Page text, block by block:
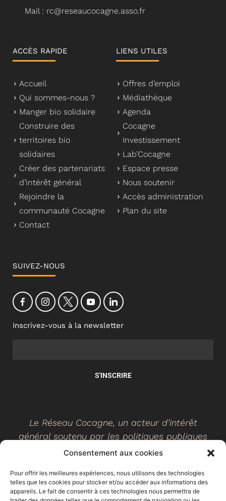
Consentement aux cookies
Pour offrir les meilleures expériences, nous utilisons des technologies
telles que les cookies pour stocker et/ou accéder aux informations des
appareils. Le fait de consentir à ces technologies nous permettra de
Mail : rc@reseaucocagne.asso.fr
ACCÈS RAPIDE
Accueil
Qui sommes-nous ?
Manger bio solidaire
Construire des
territoires bio
solidaires
Créer des partenariats
d’intérêt général
Rejoindre la
communauté Cocagne
Contact
LIENS UTILES
Offres d’emploi
Médiathèque
Agenda
Cocagne
Investissement
Lab’Cocagne
Espace presse
Nous soutenir
Accès administration
Plan du site
SUIVEZ-NOUS
Inscrivez-vous à la newsletter
S'INSCRIRE
Le Réseau Cocagne, un acteur d’intérêt
général soutenu par les politiques publiques
©2026- Réseau Cocagne -Site web réalisé par Ethicweb
Mentions légales